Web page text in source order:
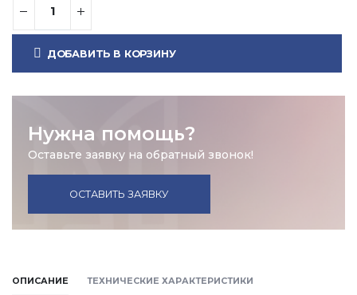
ДОБАВИТЬ В КОРЗИНУ
Нужна помощь?
Оставьте заявку на обратный звонок!
ОСТАВИТЬ ЗАЯВКУ
ОПИСАНИЕ ТЕХНИЧЕСКИЕ ХАРАКТЕРИСТИКИ